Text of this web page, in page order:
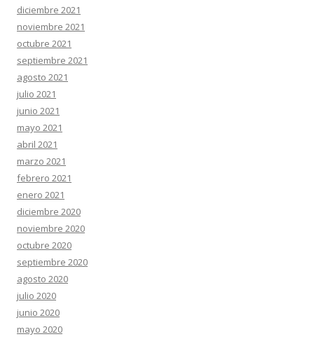
diciembre 2021
noviembre 2021
octubre 2021
septiembre 2021
agosto 2021
julio 2021
junio 2021
mayo 2021
abril 2021
marzo 2021
febrero 2021
enero 2021
diciembre 2020
noviembre 2020
octubre 2020
septiembre 2020
agosto 2020
julio 2020
junio 2020
mayo 2020